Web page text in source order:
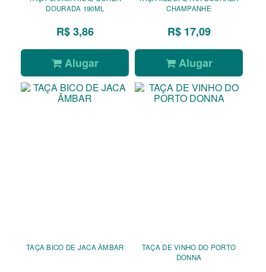
DOURADA 190ML
R$ 3,86
Alugar
CHAMPANHE
R$ 17,09
Alugar
TAÇA BICO DE JACA ÂMBAR
TAÇA DE VINHO DO PORTO
DONNA